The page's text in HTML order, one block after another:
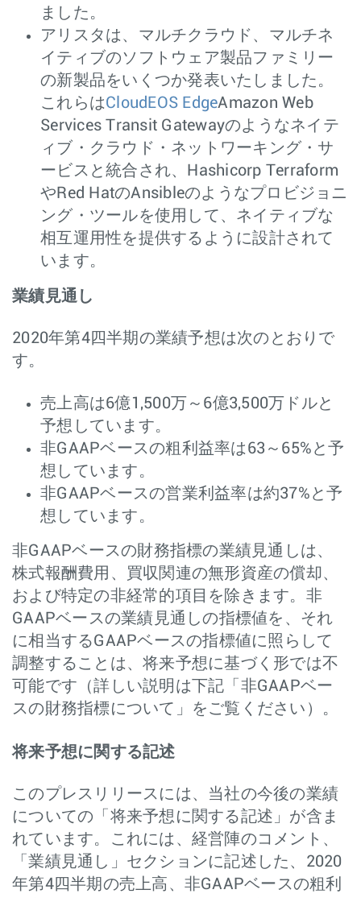
ました。
アリスタは、マルチクラウド、マルチネ
イティブのソフトウェア製品ファミリー
の新製品をいくつか発表いたしました。
これらはCloudEOS EdgeAmazon Web
Services Transit Gatewayのようなネイテ
ィブ・クラウド・ネットワーキング・サ
ービスと統合され、Hashicorp Terraform
やRed HatのAnsibleのようなプロビジョニ
ング・ツールを使用して、ネイティブな
相互運用性を提供するように設計されて
います。
業績見通し
2020年第4四半期の業績予想は次のとおりで
す。
売上高は6億1,500万～6億3,500万ドルと
予想しています。
非GAAPベースの粗利益率は63～65%と予
想しています。
非GAAPベースの営業利益率は約37%と予
想しています。
非GAAPベースの財務指標の業績見通しは、
株式報酬費用、買収関連の無形資産の償却、
および特定の非経常的項目を除きます。非
GAAPベースの業績見通しの指標値を、それ
に相当するGAAPベースの指標値に照らして
調整することは、将来予想に基づく形では不
可能です（詳しい説明は下記「非GAAPベー
スの財務指標について」をご覧ください）。
将来予想に関する記述
このプレスリリースには、当社の今後の業績
についての「将来予想に関する記述」が含ま
れています。これには、経営陣のコメント、
「業績見通し」セクションに記述した、2020
年第4四半期の売上高、非GAAPベースの粗利